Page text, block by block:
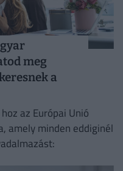
meg
a
az Európai Unió
amely minden eddiginél